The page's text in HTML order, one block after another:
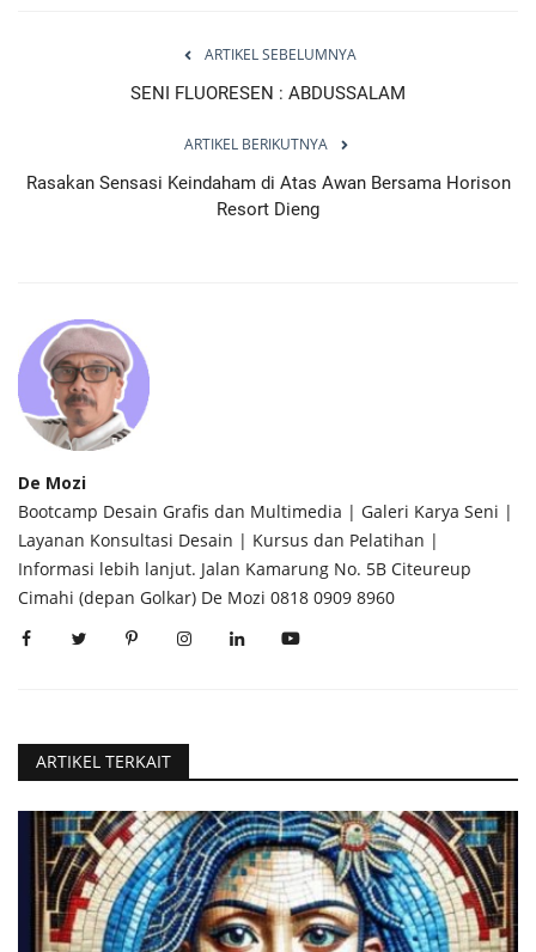
ARTIKEL SEBELUMNYA
SENI FLUORESEN : ABDUSSALAM
ARTIKEL BERIKUTNYA
Rasakan Sensasi Keindaham di Atas Awan Bersama Horison
Resort Dieng
De Mozi
Bootcamp Desain Grafis dan Multimedia | Galeri Karya Seni |
Layanan Konsultasi Desain | Kursus dan Pelatihan |
Informasi lebih lanjut. Jalan Kamarung No. 5B Citeureup
Cimahi (depan Golkar) De Mozi 0818 0909 8960
ARTIKEL TERKAIT